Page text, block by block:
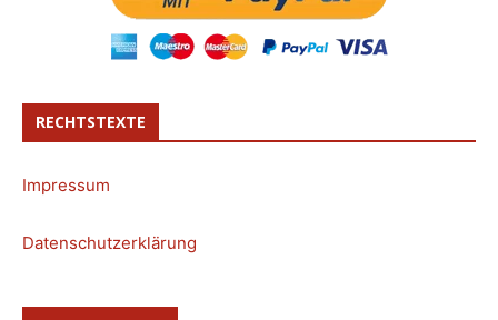
RECHTSTEXTE
Impressum
Datenschutzerklärung